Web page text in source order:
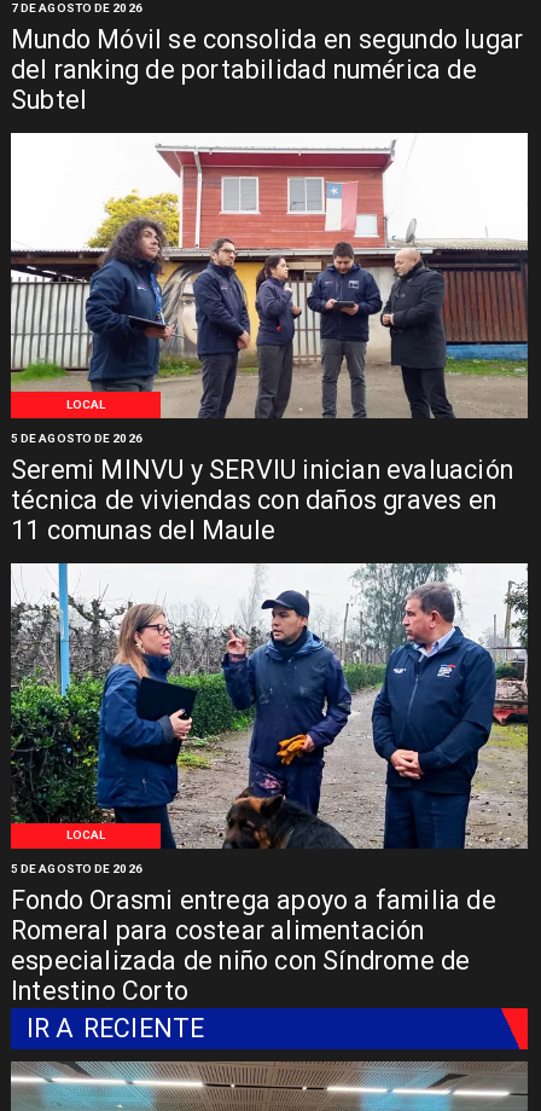
Mundo Móvil se consolida en segundo lugar
del ranking de portabilidad numérica de
Subtel
7 DE AGOSTO DE 2026
LOCAL
Seremi MINVU y SERVIU inician evaluación
técnica de viviendas con daños graves en
11 comunas del Maule
5 DE AGOSTO DE 2026
LOCAL
Fondo Orasmi entrega apoyo a familia de
Romeral para costear alimentación
especializada de niño con Síndrome de
Intestino Corto
5 DE AGOSTO DE 2026
IR A RECIENTE